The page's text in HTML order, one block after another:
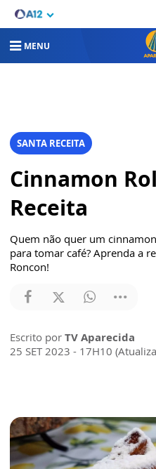
MENU
SANTA RECEITA
Cinnamon
Receita
Quem não quer um
para tomar café? Aprenda a
Roncon!
Escrito por TV Aparecida
25 SET 2023 - 17H10